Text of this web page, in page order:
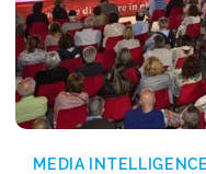
MEDIA INTELLIGENCE